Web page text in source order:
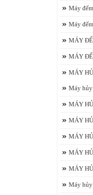
Máy
Máy
MÁY
MÁY
MÁY
Máy
MÁY
MÁY
MÁY
MÁY
MÁY
Máy